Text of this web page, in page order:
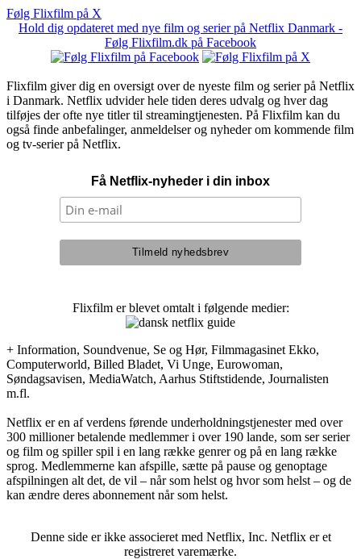
Følg Flixfilm på X
Hold dig opdateret med nye film og serier på Netflix Danmark -
Følg Flixfilm.dk på Facebook
Flixfilm giver dig en oversigt over de nyeste film og serier på Netflix
i Danmark. Netflix udvider hele tiden deres udvalg og hver dag
tilføjes der ofte nye titler til streamingtjenesten. På Flixfilm kan du
også finde anbefalinger, anmeldelser og nyheder om kommende film
og tv-serier på Netflix.
Få Netflix-nyheder i din inbox
Flixfilm er blevet omtalt i følgende medier:
+ Information, Soundvenue, Se og Hør, Filmmagasinet Ekko,
Computerworld, Billed Bladet, Vi Unge, Eurowoman,
Søndagsavisen, MediaWatch, Aarhus Stiftstidende, Journalisten
m.fl.
Netflix er en af verdens førende underholdningstjenester med over
300 millioner betalende medlemmer i over 190 lande, som ser serier
og film og spiller spil i en lang række genrer og på en lang række
sprog. Medlemmerne kan afspille, sætte på pause og genoptage
afspilningen alt det, de vil – når som helst og hvor som helst – og de
kan ændre deres abonnement når som helst.
Denne side er ikke associeret med Netflix, Inc. Netflix er et
registreret varemærke.